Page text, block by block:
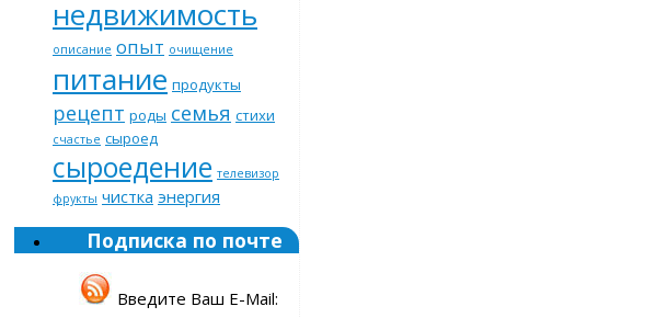
недвижимость
описание опыт очищение
питание продукты
рецепт роды семья стихи
счастье сыроед
сыроедение телевизор
фрукты чистка энергия
Подписка по почте
Введите Ваш E-Mail: